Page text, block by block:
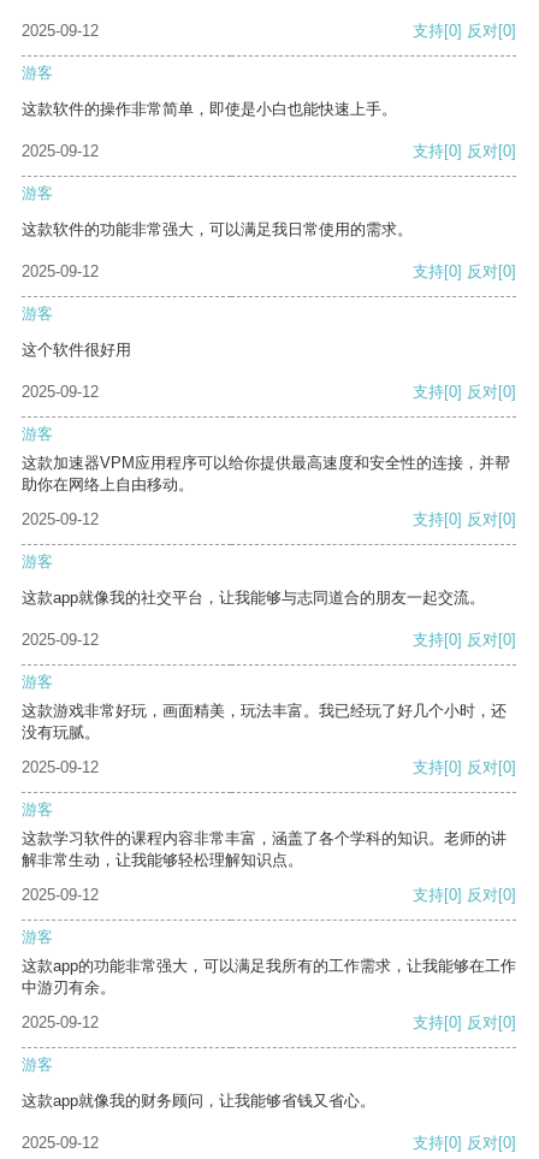
2025-09-12 支持[0] 反对[0]
游客
这款软件的操作非常简单，即使是小白也能快速上手。
2025-09-12 支持[0] 反对[0]
游客
这款软件的功能非常强大，可以满足我日常使用的需求。
2025-09-12 支持[0] 反对[0]
游客
这个软件很好用
2025-09-12 支持[0] 反对[0]
游客
这款加速器VPM应用程序可以给你提供最高速度和安全性的连接，并帮
助你在网络上自由移动。
2025-09-12
支持[0] 反对[0]
游客
这款app就像我的社交平台，让我能够与志同道合的朋友一起交流。
2025-09-12 支持[0] 反对[0]
游客
这款游戏非常好玩，画面精美，玩法丰富。我已经玩了好几个小时，还
没有玩腻。
2025-09-12
支持[0] 反对[0]
游客
这款学习软件的课程内容非常丰富，涵盖了各个学科的知识。老师的讲
解非常生动，让我能够轻松理解知识点。
2025-09-12
支持[0] 反对[0]
游客
这款app的功能非常强大，可以满足我所有的工作需求，让我能够在工作
中游刃有余。
2025-09-12
支持[0] 反对[0]
游客
这款app就像我的财务顾问，让我能够省钱又省心。
2025-09-12 支持[0] 反对[0]